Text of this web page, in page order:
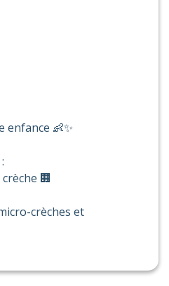
enfance 👶✨
🏢
crèches et